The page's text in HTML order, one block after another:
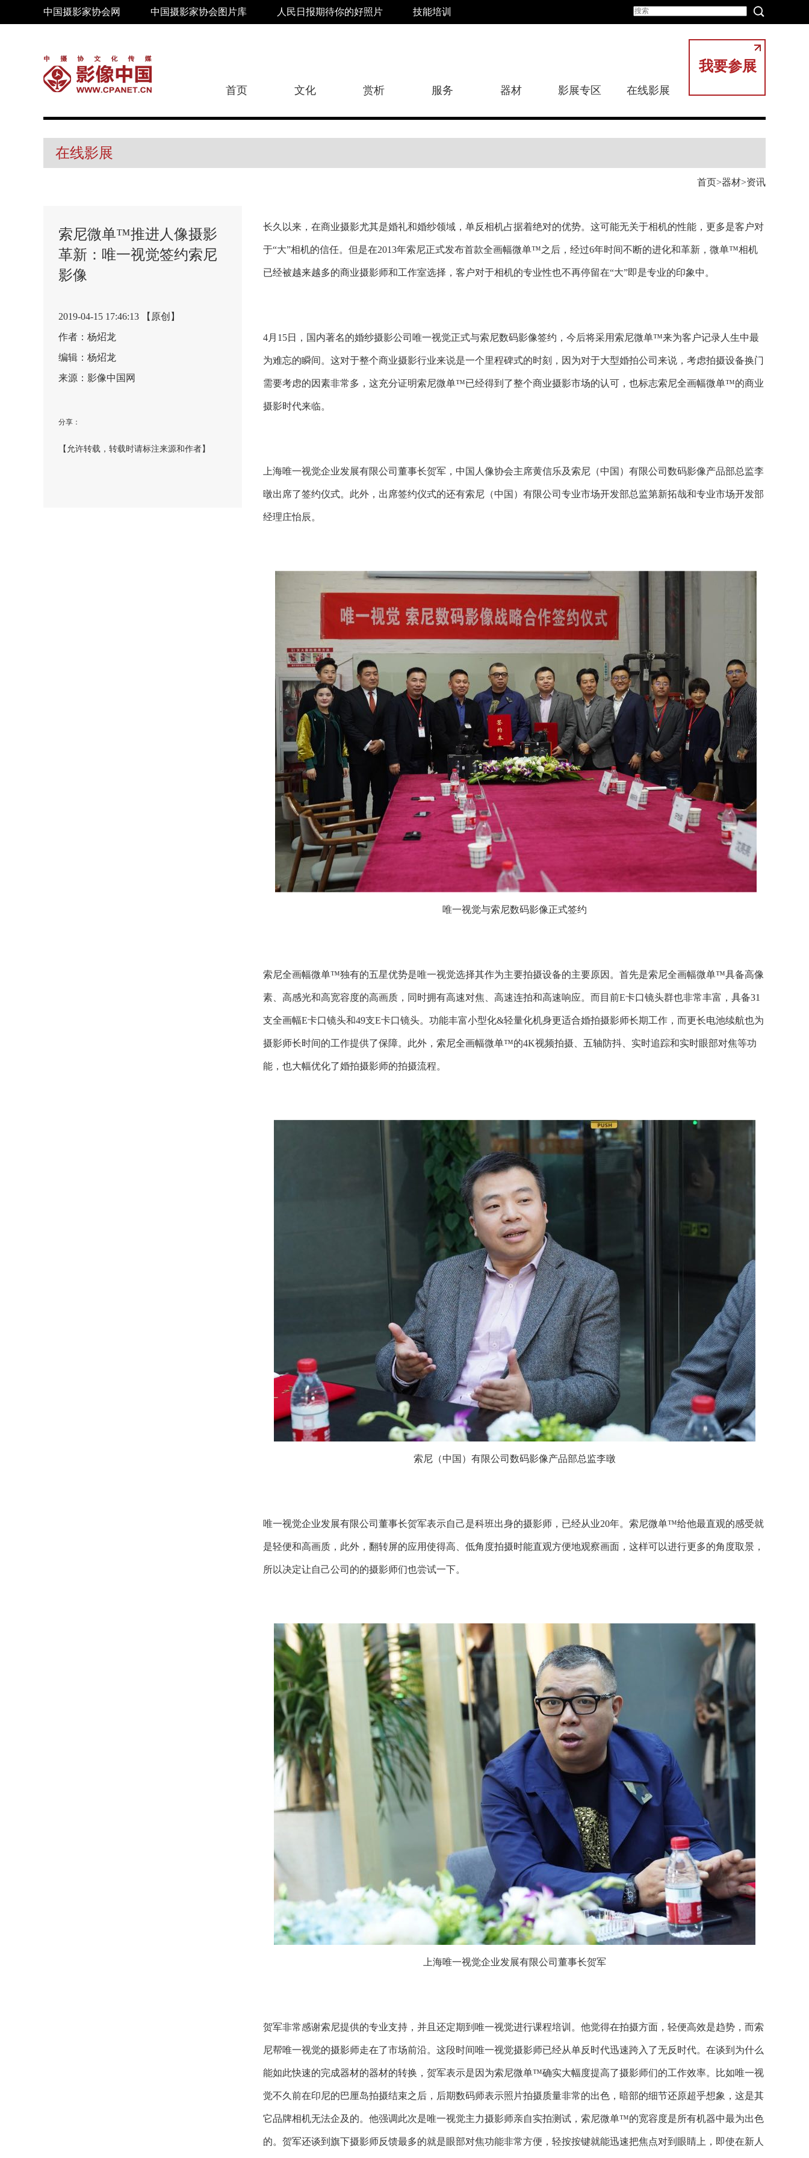
中国摄影家协会网 中国摄影家协会图片库 人民日报期待你的好照片 技能培训
我要参展
首页 文化 赏析 服务 器材 影展专区 在线影展
在线影展
首页 器材 资讯
索尼微单™推进人像摄影
革新：唯一视觉签约索尼
影像
2019-04-15 17:46:13 【原创】
作者：杨炤龙
编辑：杨炤龙
来源：影像中国网
分享：
【允许转载，转载时请标注来源和作者】
长久以来，在商业摄影尤其是婚礼和婚纱领域，单反相机占据着绝对的优势。这可能无关于相机的性能，更多是客户对
于“大”相机的信任。但是在2013年索尼正式发布首款全画幅微单™之后，经过6年时间不断的进化和革新，微单™相机
已经被越来越多的商业摄影师和工作室选择，客户对于相机的专业性也不再停留在“大”即是专业的印象中。
4月15日，国内著名的婚纱摄影公司唯一视觉正式与索尼数码影像签约，今后将采用索尼微单™来为客户记录人生中最
为难忘的瞬间。这对于整个商业摄影行业来说是一个里程碑式的时刻，因为对于大型婚拍公司来说，考虑拍摄设备换门
需要考虑的因素非常多，这充分证明索尼微单™已经得到了整个商业摄影市场的认可，也标志索尼全画幅微单™的商业
摄影时代来临。
上海唯一视觉企业发展有限公司董事长贺军，中国人像协会主席黄信乐及索尼（中国）有限公司数码影像产品部总监李
暾出席了签约仪式。此外，出席签约仪式的还有索尼（中国）有限公司专业市场开发部总监第新拓哉和专业市场开发部
经理庄怡辰。
唯一视觉与索尼数码影像正式签约
索尼全画幅微单™独有的五星优势是唯一视觉选择其作为主要拍摄设备的主要原因。首先是索尼全画幅微单™具备高像
素、高感光和高宽容度的高画质，同时拥有高速对焦、高速连拍和高速响应。而目前E卡口镜头群也非常丰富，具备31
支全画幅E卡口镜头和49支E卡口镜头。功能丰富小型化&轻量化机身更适合婚拍摄影师长期工作，而更长电池续航也为
摄影师长时间的工作提供了保障。此外，索尼全画幅微单™的4K视频拍摄、五轴防抖、实时追踪和实时眼部对焦等功
能，也大幅优化了婚拍摄影师的拍摄流程。
索尼（中国）有限公司数码影像产品部总监李暾
唯一视觉企业发展有限公司董事长贺军表示自己是科班出身的摄影师，已经从业20年。索尼微单™给他最直观的感受就
是轻便和高画质，此外，翻转屏的应用使得高、低角度拍摄时能直观方便地观察画面，这样可以进行更多的角度取景，
所以决定让自己公司的的摄影师们也尝试一下。
上海唯一视觉企业发展有限公司董事长贺军
贺军非常感谢索尼提供的专业支持，并且还定期到唯一视觉进行课程培训。他觉得在拍摄方面，轻便高效是趋势，而索
尼帮唯一视觉的摄影师走在了市场前沿。这段时间唯一视觉摄影师已经从单反时代迅速跨入了无反时代。在谈到为什么
能如此快速的完成器材的器材的转换，贺军表示是因为索尼微单™确实大幅度提高了摄影师们的工作效率。比如唯一视
觉不久前在印尼的巴厘岛拍摄结束之后，后期数码师表示照片拍摄质量非常的出色，暗部的细节还原超乎想象，这是其
它品牌相机无法企及的。他强调此次是唯一视觉主力摄影师亲自实拍测试，索尼微单™的宽容度是所有机器中最为出色
的。贺军还谈到旗下摄影师反馈最多的就是眼部对焦功能非常方便，轻按按键就能迅速把焦点对到眼睛上，即使在新人